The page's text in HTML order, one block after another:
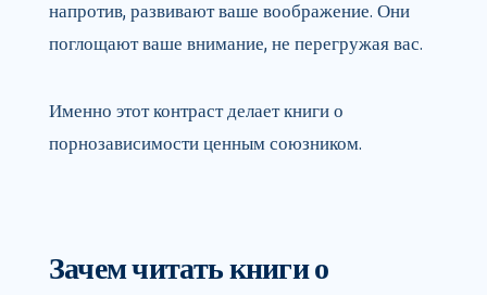
напротив, развивают ваше воображение. Они
поглощают ваше внимание, не перегружая вас.
Именно этот контраст делает книги о
порнозависимости ценным союзником.
Зачем читать книги о